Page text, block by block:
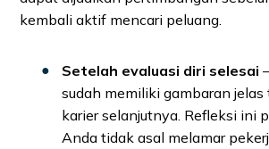
kembali aktif mencari peluang.
Setelah evaluasi diri selesai
sudah memiliki gambaran
karier selanjutnya. Refleksi ini
Anda tidak asal melamar